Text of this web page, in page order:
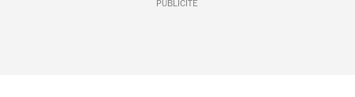
PUBLICITÉ